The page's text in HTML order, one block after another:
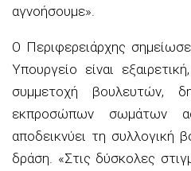
αγνοήσουμε».
Ο Περιφερειάρχης
Υπουργείο είναι
συμμετοχή βουλευτών,
εκπροσώπων σωμάτων
αποδεικνύει τη συλλογική
δράση. «Στις δύσκολες